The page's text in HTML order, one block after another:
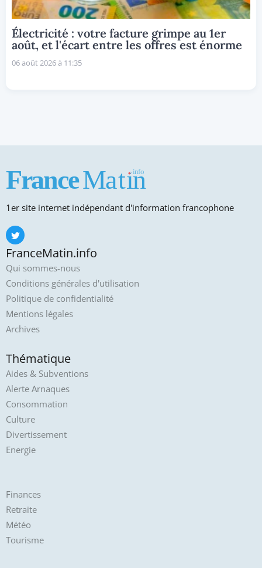
Électricité : votre facture grimpe au 1er
août, et l'écart entre les offres est énorme
06 août 2026 à 11:35
1er site internet indépendant d'information francophone
FranceMatin.info
Qui sommes-nous
Conditions générales d'utilisation
Politique de confidentialité
Mentions légales
Archives
Thématique
Aides & Subventions
Alerte Arnaques
Consommation
Culture
Divertissement
Energie
Finances
Retraite
Météo
Tourisme